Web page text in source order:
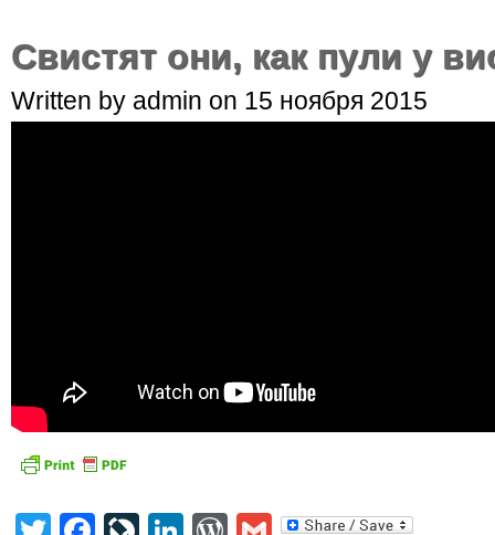
Свистят они, как пули у
Written by admin on 15 ноября 2015